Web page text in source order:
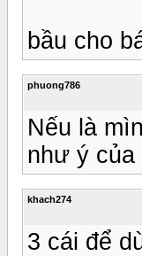
bầu cho
phuong786
Nếu là
như ý của
khach274
3 cái để